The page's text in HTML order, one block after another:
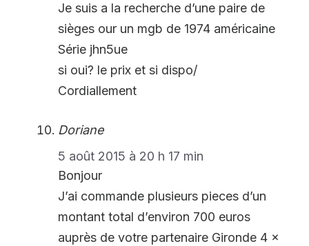
Je suis a la recherche d’une paire de
sièges our un mgb de 1974 américaine
Série jhn5ue
si oui? le prix et si dispo/
Cordiallement
Doriane
5 août 2015 à 20 h 17 min
Bonjour
J’ai commande plusieurs pieces d’un
montant total d’environ 700 euros
auprès de votre partenaire Gironde 4 x